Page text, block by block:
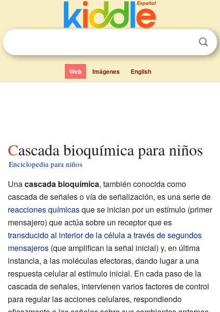
Web Imágenes English
Cascada bioquímica para niños
Enciclopedia para niños
Unacascada bioquímica, también conocida como
cascada de señales o vía de señalización, es una serie de
reacciones químicasque se inician por un estímulo (primer
mensajero) que actúa sobre un receptor que es
transducido al interior de la célula a través de segundos
mensajeros (que amplifican la señal inicial) y, en última
instancia, a las moléculas efectoras, dando lugar a una
respuesta celular al estímulo inicial. En cada paso de la
cascada de señales, intervienen varios factores de control
para regular las acciones celulares, respondiendo